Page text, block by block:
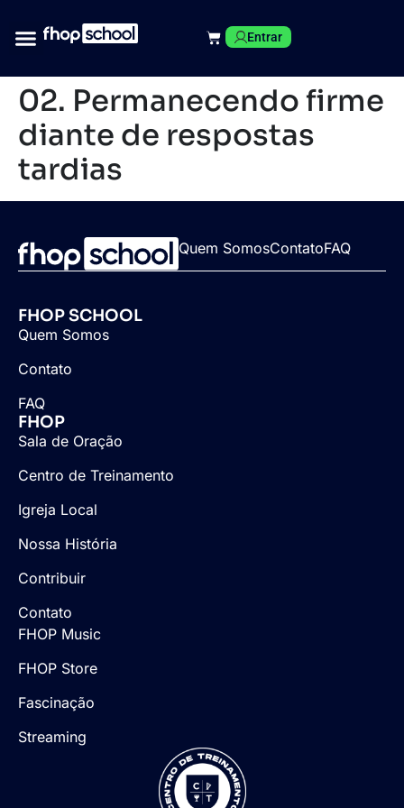
Entrar
02. Permanecendo firme
diante de respostas
tardias
Quem SomosContatoFAQ
FHOP SCHOOL
Quem Somos
Contato
FAQ
FHOP
Sala de Oração
Centro de Treinamento
Igreja Local
Nossa História
Contribuir
Contato
FHOP Music
FHOP Store
Fascinação
Streaming